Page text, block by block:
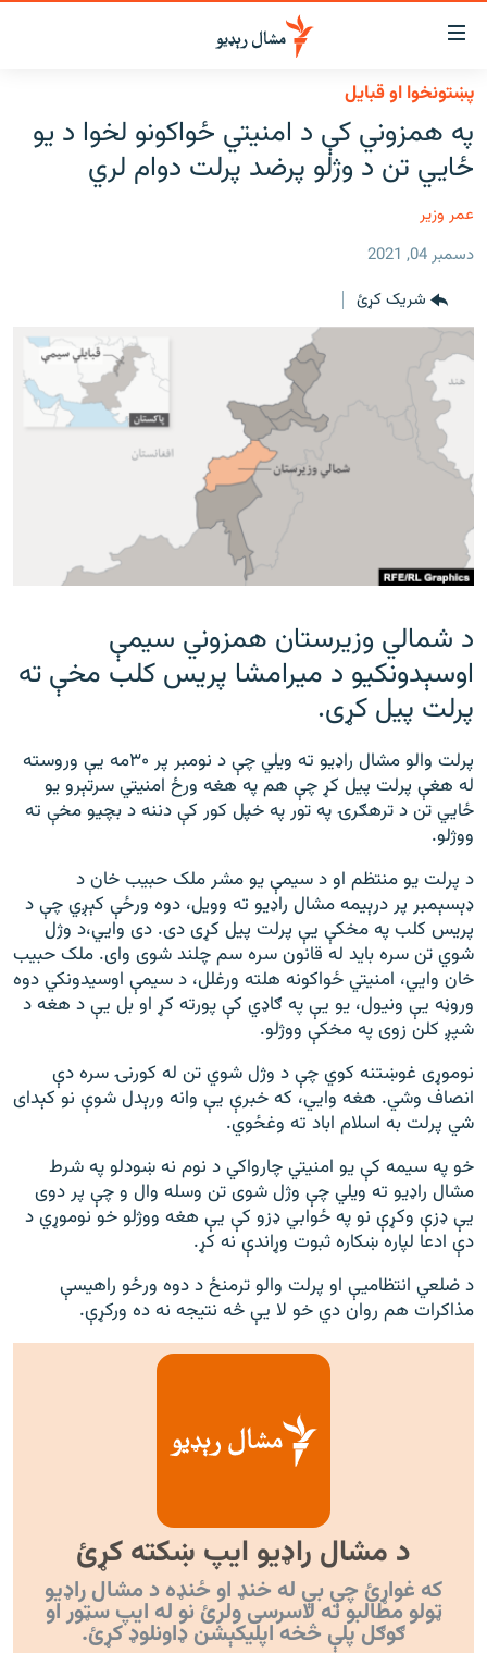
د
لاسرسي
ځای
پاڼې
موضوع
ته
شئ
عمومي
ته
ورشئ
لنډ خبرونه
پښتونخوا او قبایل
بلوچستان
پاکستان
افغانستان
نړۍ
ځانګړې مرکې، شننې
انځور او ویډیو
اوونیزې خپرونې
Gandhara
موږ وڅارئ
د ازادې اروپا راډیو ټولې ووبپاڼې
پښتونخوا او قبایل
په همزوني کې د امنیتي ځواکونو لخوا د یو
ځايي تن د وژلو پرضد پرلت دوام لري
عمر وزیر
دسمبر 04, 2021
شریک کړئ
د شمالي وزیرستان همزوني سیمې
اوسېدونکیو د میرامشا پریس کلب مخې ته
پرلت پیل کړی.
پرلت والو مشال راډیو ته ویلي چې د نومبر پر ۳۰مه یې وروسته
له هغې پرلت پیل کړ چې هم په هغه ورځ امنیتي سرتېرو یو
ځايي تن د ترهګرۍ په تور په خپل کور کې دننه د بچیو مخې ته
ووژلو.
د پرلت یو منتظم او د سیمې یو مشر ملک حبیب خان د
ډېسېمبر پر درېیمه مشال راډیو ته وویل، دوه ورځې کېږي چې د
پریس کلب په مخکې یې پرلت پیل کړی دی. دی وايي،د وژل
شوي تن سره باید له قانون سره سم چلند شوی وای. ملک حبیب
خان وايي، امنیتي ځواکونه هلته ورغلل، د سیمې اوسیدونکي دوه
وروڼه یې ونیول، یو یې په ګاډي کې پورته کړ او بل یې د هغه د
شپږ کلن زوی په مخکې ووژلو.
نوموړی غوښتنه کوي چې د وژل شوي تن له کورنۍ سره دې
انصاف وشي. هغه وايي، که خبرې یې وانه ورېدل شوې نو کېدای
شي پرلت به اسلام اباد ته وغځوي.
خو په سیمه کې یو امنیتي چارواکي د نوم نه ښودلو په شرط
مشال راډیو ته ویلي چې وژل شوی تن وسله وال و چې پر دوی
یې ډزې وکړې نو په ځوابي ډزو کې یې هغه ووژلو خو نوموړي د
دې ادعا لپاره ښکاره ثبوت وړاندې نه کړ.
د ضلعي انتظامیې او پرلت والو ترمنځ د دوه ورځو راهیسې
مذاکرات هم روان دي خو لا یې څه نتیجه نه ده ورکړې.
د مشال راډیو ایپ ښکته کړئ
که غواړئ چې بې له خنډ او ځنډه د مشال راډیو
ټولو مطالبو ته لاسرسی ولرئ نو له ایپ سټور او
ګوګل پلې څخه اپليکېشن ډاونلوډ کړئ.